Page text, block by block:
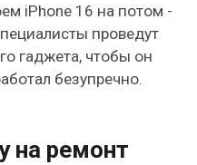
iPhone 16 на потом -
проведут
гаджета, чтобы он
безупречно.
на ремонт